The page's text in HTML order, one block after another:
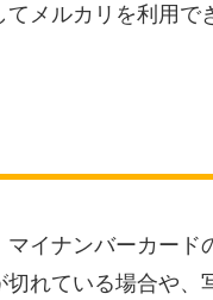
メルカリを利用で
イナンバーカード
れている場合や、